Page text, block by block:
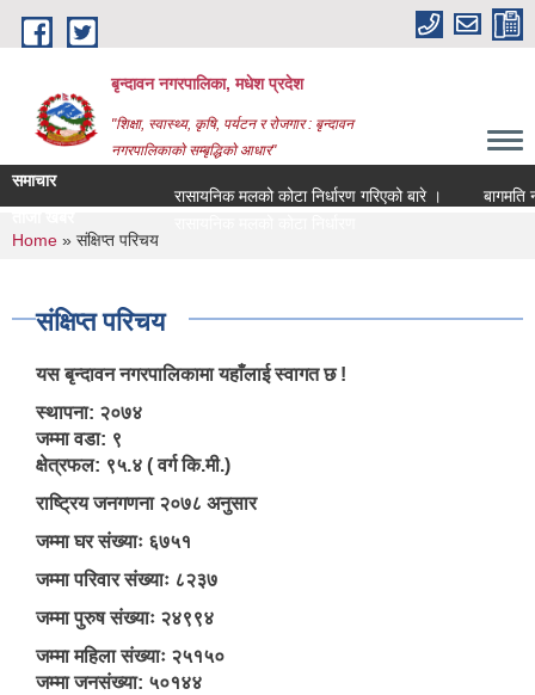
Skip to main content
बृन्दावन नगरपालिका, मधेश प्रदेश
"शिक्षा, स्वास्थ्य, कृषि, पर्यटन र रोजगार : बृन्दावन
नगरपालिकाको सम्बृद्धिको आधार"
समाचार
रासायनिक मलको कोटा निर्धारण गरिएको बारे ।
बागमति
You are here
Home » संक्षिप्त परिचय
संक्षिप्त परिचय
यस बृन्दावन नगरपालिकामा यहाँलाई स्वागत छ !
स्थापना: २०७४
जम्मा वडा: ९
क्षेत्रफल: ९५.४ ( वर्ग कि.मी.)
राष्ट्रिय जनगणना २०७८ अनुसार
जम्मा घर संख्याः ६७५१
जम्मा परिवार संख्याः ८२३७
जम्मा पुरुष संख्याः २४९९४
जम्मा महिला संख्याः २५१५०
जम्मा जनसंख्या: ५०१४४